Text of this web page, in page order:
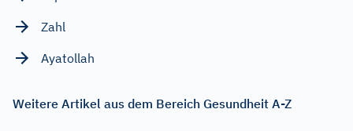
Zahl
Ayatollah
Weitere Artikel aus dem Bereich Gesundheit A-Z